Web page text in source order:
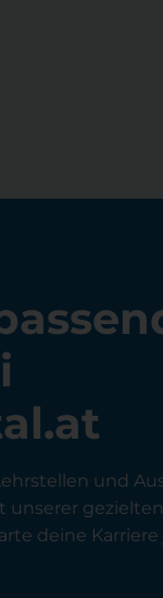
und
unserer
deine Karriere